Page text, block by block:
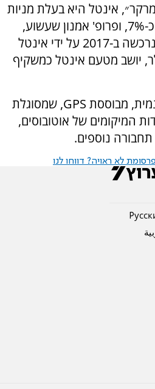
אינטל היא בעלת מניות
בחברה, היא מחזיקה בה כ-7%, ופרופ' אמנון שעשוע,
מייסד ומנכ"ל מוביליאי שנרכשה ב-2017 על ידי אינטל
דולר, יושב מטעם אינטל כמשקיף
מוביט היא אפליקציה חינמית, מבוססת GPS, שמסוגלת
המיקומים של אוטובוסים,
נוספים.
לא ראויה? דווחו לנו